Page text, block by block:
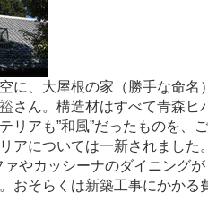
に、大屋根の家（勝手な命名
さん。構造材はすべて青森ヒ
リアも”和風”だったものを、
アについては一新されました
ァやカッシーナのダイニング
おそらくは新築工事にかかる